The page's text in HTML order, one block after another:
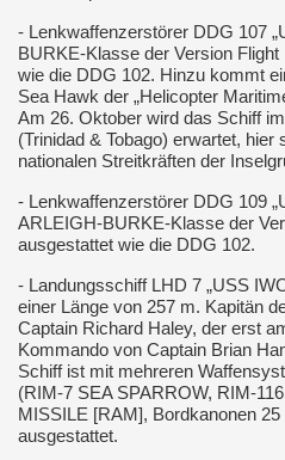
- Lenkwaffenzerstörer DDG 107
BURKE-Klasse der Version
wie die DDG 102. Hinzu kommt
Sea Hawk der „Helicopter
Am 26. Oktober wird das Schiff
(Trinidad & Tobago) erwartet, hier
nationalen Streitkräften der
- Lenkwaffenzerstörer DDG 109
ARLEIGH-BURKE-Klasse der
ausgestattet wie die DDG 102.
- Landungsschiff LHD 7 „USS
einer Länge von 257 m. Kapitän
Captain Richard Haley, der erst
Kommando von Captain Brian
Schiff ist mit mehreren
(RIM-7 SEA SPARROW, RIM-
MISSILE [RAM], Bordkanonen
ausgestattet.